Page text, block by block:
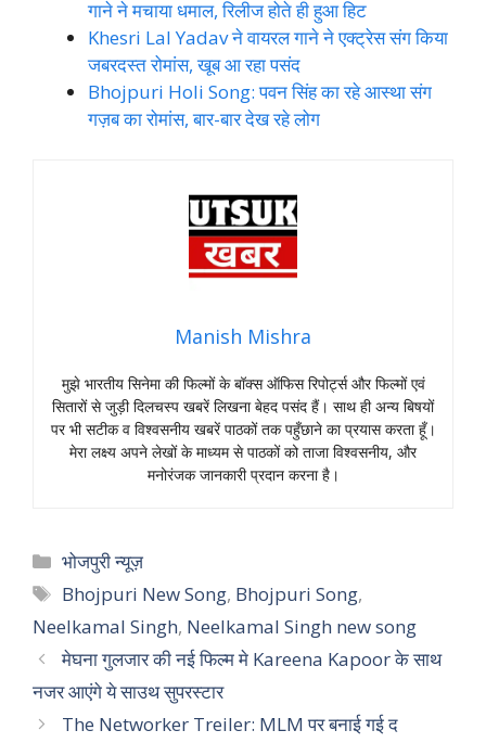
गाने ने मचाया धमाल, रिलीज होते ही हुआ हिट
Khesri Lal Yadav ने वायरल गाने ने एक्ट्रेस संग किया
जबरदस्त रोमांस, खूब आ रहा पसंद
Bhojpuri Holi Song: पवन सिंह का रहे आस्था संग
गज़ब का रोमांस, बार-बार देख रहे लोग
Manish Mishra
मुझे भारतीय सिनेमा की फिल्मों के बॉक्स ऑफिस रिपोर्ट्स और फिल्मों एवं
सितारों से जुड़ी दिलचस्प खबरें लिखना बेहद पसंद हैं। साथ ही अन्य बिषयों
पर भी सटीक व विश्वसनीय खबरें पाठकों तक पहुँछाने का प्रयास करता हूँ।
मेरा लक्ष्य अपने लेखों के माध्यम से पाठकों को ताजा विश्वसनीय, और
मनोरंजक जानकारी प्रदान करना है।
Categories
भोजपुरी न्यूज़
Tags
Bhojpuri New Song, Bhojpuri Song,
Neelkamal Singh, Neelkamal Singh new song
मेघना गुलजार की नई फिल्म मे Kareena Kapoor के साथ
नजर आएंगे ये साउथ सुपरस्टार
The Networker Treiler: MLM पर बनाई गई द